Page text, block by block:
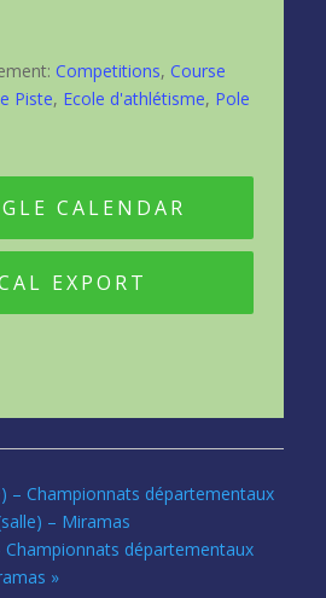
Competitions, Course
Piste, Ecole d'athlétisme, Pole
CALENDAR
EXPORT
– Championnats départementaux
– Miramas
Championnats départementaux
»